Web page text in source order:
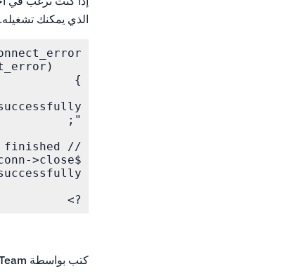
الذي يمكنك
?>
كتب بواسطة